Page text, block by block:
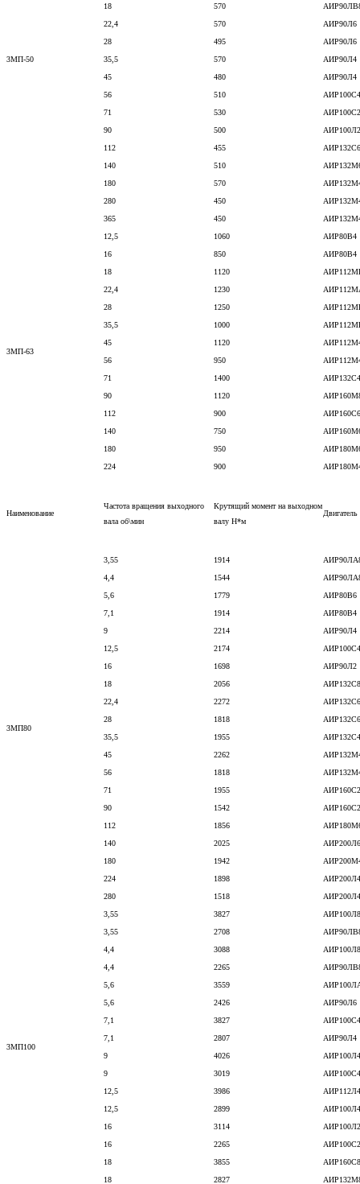
3МП-50
18
570
22,4
570
АИР90Л6
28
495
АИР90Л6
35,5
570
АИР90Л4
45
480
АИР90Л4
56
510
АИР100С4
71
530
АИР100С2
90
500
АИР100Л2
112
455
АИР132С6
140
510
180
570
280
450
365
450
3МП-63
12,5 1060
АИР80В4
16
850
АИР80В4
18
1120
22,4
1230
28
1250
35,5
1000
45
1120
56
950
71
1400
АИР132С4
90
1120
112
900
АИР160С6
140
750
180
950
224
900
Наименование
Частота вращения выходного
вала об\мин
Крутящий момент на выходном
валу Н*м
Двигатель
3МП80
3,55 1914
4,4
1544
5,6
1779
АИР80В6
7,1
1914
АИР80В4
9
2214
АИР90Л4
12,5
2174
АИР100С4
16
1698
АИР90Л2
18
2056
АИР132С8
22,4
2272
АИР132С6
28
1818
АИР132С6
35,5
1955
АИР132С4
45
2262
56
1818
71
1955
АИР160С2
90
1542
АИР160С2
112
1856
140
2025
АИР200Л6
180
1942
224
1898
АИР200Л4
280
1518 АИР200Л4
3МП100
3,55 3827
АИР100Л8
3,55
2708
4,4
3088
АИР100Л8
4,4
2265
5,6
3559
5,6
2426
АИР90Л6
7,1
3827
АИР100С4
7,1
2807
АИР90Л4
9
4026
АИР100Л4
9
3019
АИР100С4
12,5
3986
АИР112Л4
12,5
2899
АИР100Л4
16
3114
АИР100Л2
16
2265
АИР100С2
18
3855
АИР160С8
18
2827